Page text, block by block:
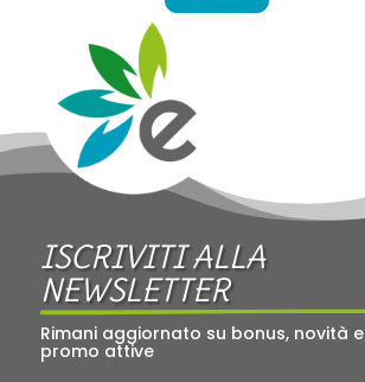
ISCRIVITI ALLA
NEWSLETTER
Rimani aggiornato su bonus, novità e
promo attive